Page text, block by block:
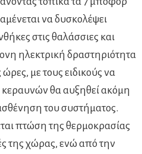
να δυσκολέψει
στις θαλάσσιες και
ηλεκτρική δραστηριότητα
με τους ειδικούς να
κεραυνών θα αυξηθεί ακόμη
του συστήματος.
πτώση της θερμοκρασίας
της χώρας, ενώ από την